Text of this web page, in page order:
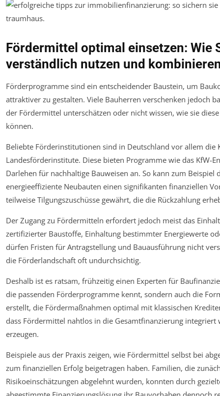
Fördermittel optimal einsetzen: Wie
verständlich nutzen und
Förderprogramme sind ein entscheidender Baustein, um
attraktiver zu gestalten. Viele Bauherren verschenken jedoch
der Fördermittel unterschätzen oder nicht wissen, wie sie
können.
Beliebte Förderinstitutionen sind in Deutschland vor allem die
Landesförderinstitute. Diese bieten Programme wie das KfW-
Darlehen für nachhaltige Bauweisen an. So kann zum
energieeffiziente Neubauten einen signifikanten finanziellen
teilweise Tilgungszuschüsse gewährt, die die Rückzahlung
Der Zugang zu Fördermitteln erfordert jedoch meist das
zertifizierter Baustoffe, Einhaltung bestimmter Energiewerte
dürfen Fristen für Antragstellung und Bauausführung nicht
die Förderlandschaft oft undurchsichtig.
Deshalb ist es ratsam, frühzeitig einen Experten für
die passenden Förderprogramme kennt, sondern auch die
erstellt, die Fördermaßnahmen optimal mit klassischen
dass Fördermittel nahtlos in die Gesamtfinanzierung integriert
erzeugen.
Beispiele aus der Praxis zeigen, wie Fördermittel selbst bei
zum finanziellen Erfolg beigetragen haben. Familien, die
Risikoeinschätzungen abgelehnt wurden, konnten durch